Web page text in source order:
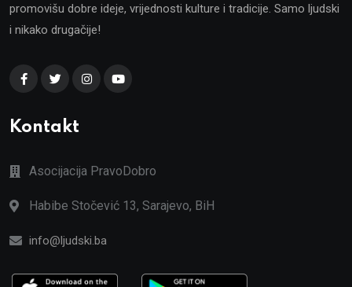
promovišu dobre ideje, vrijednosti kulture i tradicije. Samo ljudski
i nikako drugačije!
Kontakt
Asocijacija PravoDobro
Habibe Stočević 13, Sarajevo, BiH
info@ljudski.ba